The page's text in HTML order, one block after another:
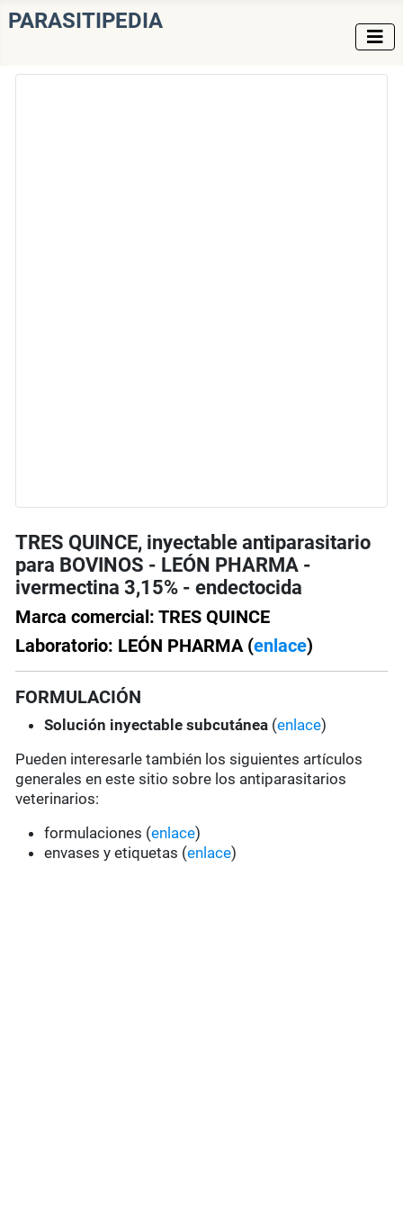
PARASITIPEDIA
TRES QUINCE, inyectable antiparasitario
para BOVINOS - LEÓN PHARMA -
ivermectina 3,15% - endectocida
Marca comercial: TRES QUINCE
Laboratorio: LEÓN PHARMA (enlace)
FORMULACIÓN
Solución inyectable subcutánea (enlace)
Pueden interesarle también los siguientes artículos
generales en este sitio sobre los antiparasitarios
veterinarios:
formulaciones (enlace)
envases y etiquetas (enlace)